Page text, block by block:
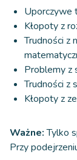
Uporczywe
Kłopoty z
Trudności z
Problemy z
Trudności z
Kłopoty z
Ważne:Tylko
Przy